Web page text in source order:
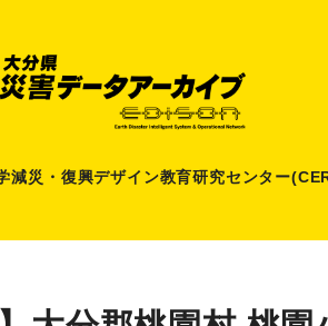
減災 ・ 復興デザイン教育研究センター